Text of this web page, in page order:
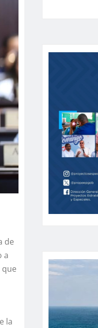
de
a
la